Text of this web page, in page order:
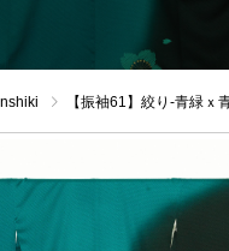
【振袖61】絞り-青緑ｘ